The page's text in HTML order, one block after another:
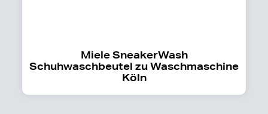
Miele SneakerWash
Schuhwaschbeutel zu Waschmaschine
Köln